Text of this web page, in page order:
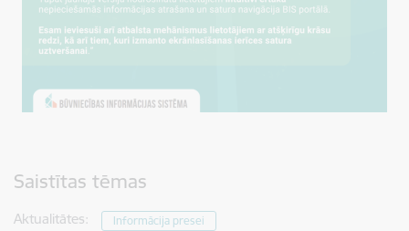
Saistītas tēmas
Aktualitātes: Informācija presei